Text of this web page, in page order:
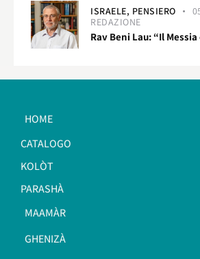
ISRAELE, PENSIERO
REDAZIONE
Rav Beni Lau: “Il
HOME
CATALOGO
KOLÒT
PARASHÀ
MAAMÀR
GHENIZÀ